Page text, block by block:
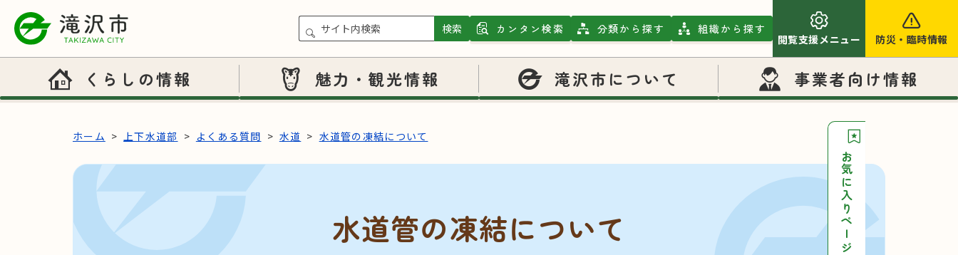
本文へスキップ
検索 カンタン検索 分類から探す 組織から探す
閲覧支援メニュー 防災 ・ 臨時情報
くらしの情報 魅力・観光情報 滝沢市について 事業者向け情報
お気に入りページ
ホーム 上下水道部 よくある質問 水道 水道管の凍結について
水道管の凍結について